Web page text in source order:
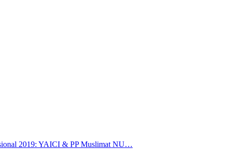
2019: YAICI & PP Muslimat NU…